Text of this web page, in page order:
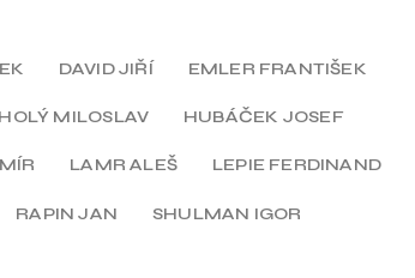
DAVID JIŘÍ EMLER FRANTIŠEK
HOLÝ MILOSLAV HUBÁČEK JOSEF
LAMR ALEŠ LEPIE FERDINAND
RAPIN JAN SHULMAN IGOR